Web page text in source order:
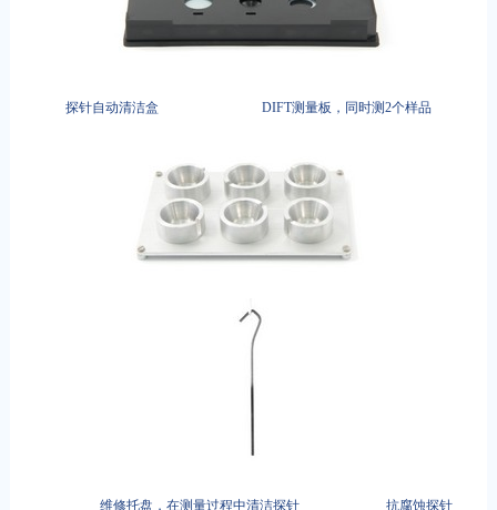
探针自动清洁盒 DIFT测量板，同时测2个样品
维修托盘，在测量过程中清洁探针 抗腐蚀探针